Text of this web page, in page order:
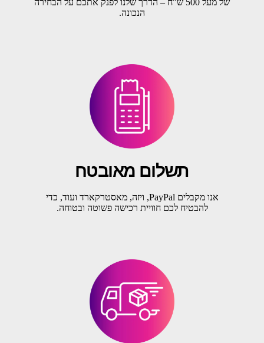
של מעל 500 ש"ח – הדרך שלנו לפנק אתכם על הבחירה
הנכונה.
תשלום מאובטח
אנו מקבלים PayPal, ויזה, מאסטרקארד ועוד, כדי
להבטיח לכם חוויית רכישה פשוטה ובטוחה.